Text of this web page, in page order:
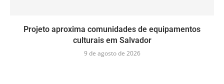
Projeto aproxima comunidades de equipamentos
culturais em Salvador
9 de agosto de 2026